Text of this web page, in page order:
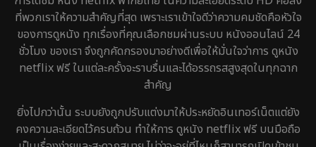
ที่พวกเราให้ความสำคัญที่สุด เพราะเราเข้าใจดีว่าความคมชัดคือหัวใจ
ของการดูหนัง ทุกเรื่องที่คุณเลือกชมผ่านระบบ หนังออนไลน์ 24
ชั่วโมง ของเรา จึงถูกคัดกรองมาอย่างดีเพื่อให้มั่นใจว่าการ ดูหนัง
netflix ฟรี ในแต่ละครั้งจะราบรื่นและได้อรรถรสสูงสุดในทุกฉาก
สำคัญ
ยิ่งไปกว่านั้น ระบบยังถูกปรับแต่งมาให้ประหยัดอินเทอร์เน็ตแต่ยัง
คงความละเอียดไว้ครบถ้วน ทำให้การ ดูหนัง netflix ฟรี บนมือถือ